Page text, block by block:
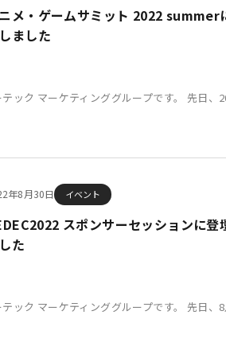
メ・ゲームサミット 2022 summer
ました
ック マーケティンググループです。 先日、
スポンサーセッションに登
た
ック マーケティンググループです。 先日、
年8月30日 イベント